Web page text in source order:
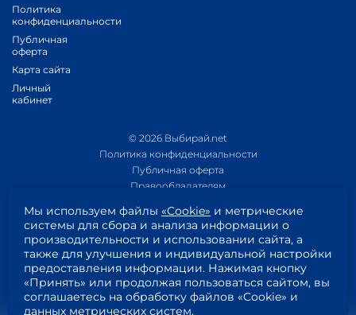
Политика
конфиденциальности
Публичная
оферта
Карта сайта
Личный
кабинет
© 2026 Выбирай.net
Политика конфиденциальности
Публичная оферта
Правообладателям
Приложение 1
Приложение 2
Согласие на обработку персональных данных
Пользовательское соглашение
Мы используем файлы «Cookie» и метрические
системы для сбора и анализа информации о
производительности и использовании сайта, а
также для улучшения и индивидуальной настройки
предоставления информации. Нажимая кнопку
«Принять» или продолжая пользоваться сайтом, вы
соглашаетесь на обработку файлов «Cookie» и
данных метрических систем.